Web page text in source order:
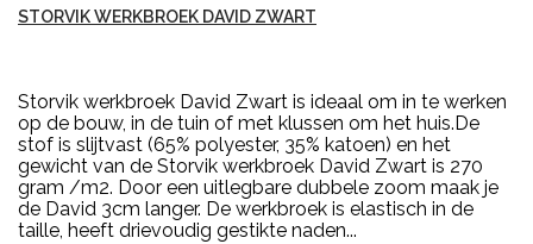
STORVIK WERKBROEK DAVID ZWART
Storvik werkbroek David Zwart is ideaal om in te werken
op de bouw, in de tuin of met klussen om het huis.De
stof is slijtvast (65% polyester, 35% katoen) en het
gewicht van de Storvik werkbroek David Zwart is 270
gram /m2. Door een uitlegbare dubbele zoom maak je
de David 3cm langer. De werkbroek is elastisch in de
taille, heeft drievoudig gestikte naden...